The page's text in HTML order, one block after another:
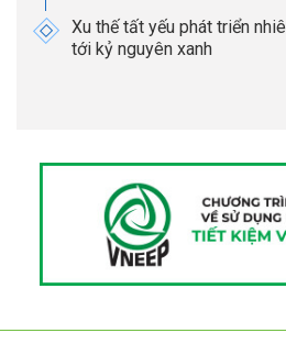
Xu thế tất yếu phát triển
tới kỷ nguyên xanh